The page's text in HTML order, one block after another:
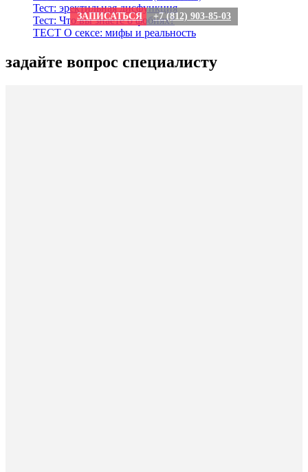
ЗАПИСАТЬСЯ +7 (812) 903-85-03
Тест: эректильная дисфункция
Тест: Что вы знаете о фобиях?
ТЕСТ О сексе: мифы и реальность
задайте вопрос специалисту